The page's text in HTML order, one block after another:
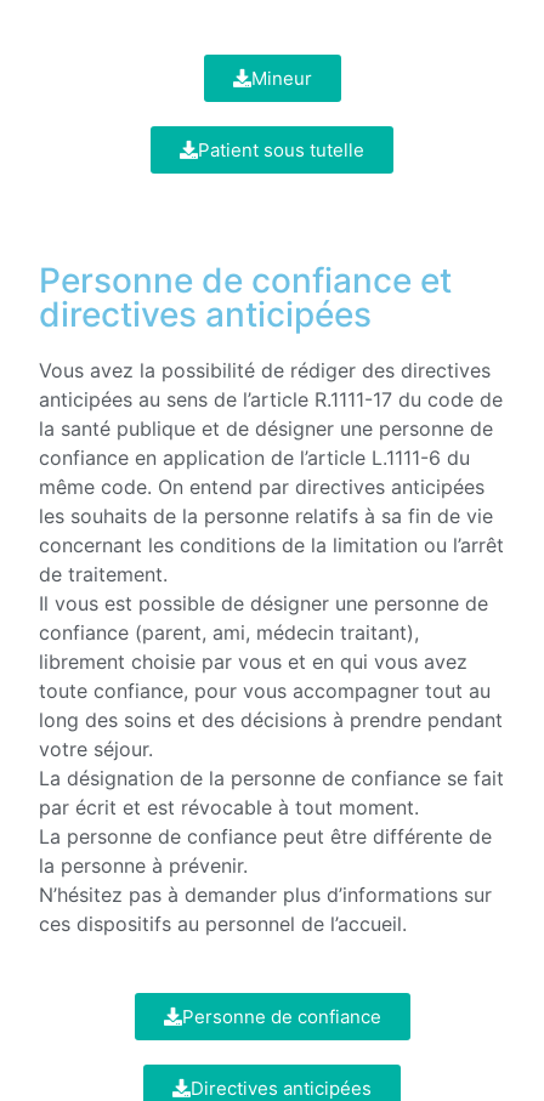
Mineur
Patient sous tutelle
Personne de confiance et
directives anticipées
Vous avez la possibilité de rédiger des directives
anticipées au sens de l’article R.1111-17 du code de
la santé publique et de désigner une personne de
confiance en application de l’article L.1111-6 du
même code. On entend par directives anticipées
les souhaits de la personne relatifs à sa fin de vie
concernant les conditions de la limitation ou l’arrêt
de traitement.
Il vous est possible de désigner une personne de
confiance (parent, ami, médecin traitant),
librement choisie par vous et en qui vous avez
toute confiance, pour vous accompagner tout au
long des soins et des décisions à prendre pendant
votre séjour.
La désignation de la personne de confiance se fait
par écrit et est révocable à tout moment.
La personne de confiance peut être différente de
la personne à prévenir.
N’hésitez pas à demander plus d’informations sur
ces dispositifs au personnel de l’accueil.
Personne de confiance
Directives anticipées